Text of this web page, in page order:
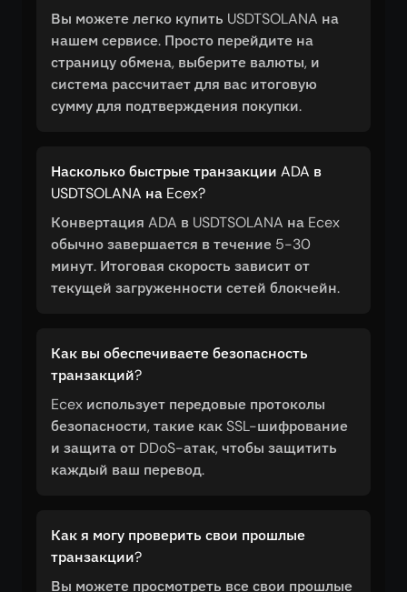
Вы можете легко купить USDTSOLANA на
нашем сервисе. Просто перейдите на
страницу обмена, выберите валюты, и
система рассчитает для вас итоговую
сумму для подтверждения покупки.
Насколько быстрые транзакции ADA в
USDTSOLANA на Ecex?
Конвертация ADA в USDTSOLANA на Ecex
обычно завершается в течение 5-30
минут. Итоговая скорость зависит от
текущей загруженности сетей блокчейн.
Как вы обеспечиваете безопасность
транзакций?
Ecex использует передовые протоколы
безопасности, такие как SSL-шифрование
и защита от DDoS-атак, чтобы защитить
каждый ваш перевод.
Как я могу проверить свои прошлые
транзакции?
Вы можете просмотреть все свои прошлые